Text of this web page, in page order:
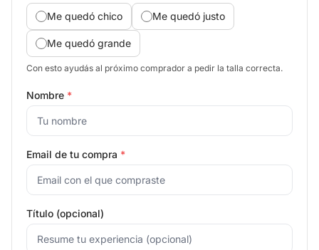
Me quedó chico Me quedó justo
Me quedó grande
Con esto ayudás al próximo comprador a pedir la talla correcta.
Nombre *
Email de tu compra *
Título (opcional)